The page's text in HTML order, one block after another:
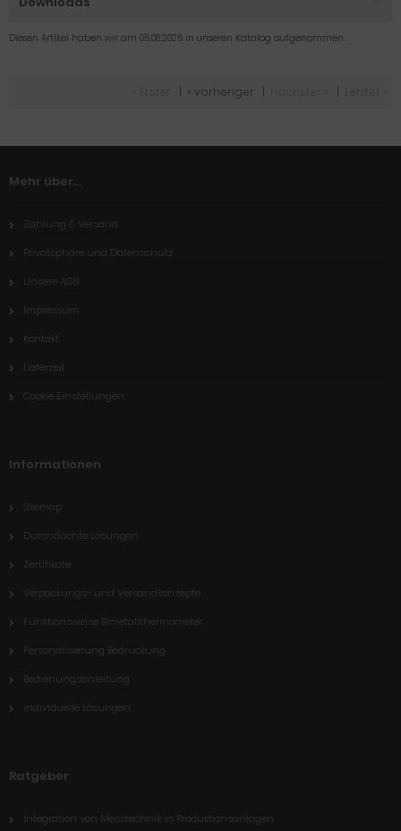
Diesen Artikel haben wir am 05.08.2026 in unseren Katalog aufgenommen.
« vorheriger
Mehr über...
Zahlung & Versand
Privatsphäre und Datenschutz
Unsere AGB
Impressum
Kontakt
Lieferzeit
Cookie Einstellungen
Informationen
Sitemap
Durchdachte Lösungen
Zertifikate
Verpackungs- und Versandkonzepte
Funktionsweise Bimetallthermometer
Personalisierung Bedruckung
Bedienungsanleitung
individuelle Lösungen
Ratgeber
Integration von Messtechnik in Produktionsanlagen